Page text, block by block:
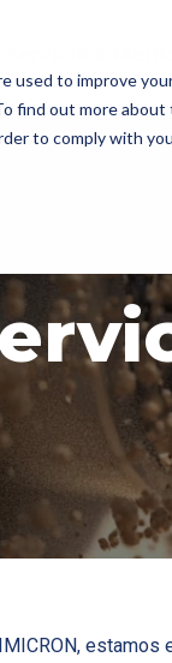
to improve
out more about
to comply with